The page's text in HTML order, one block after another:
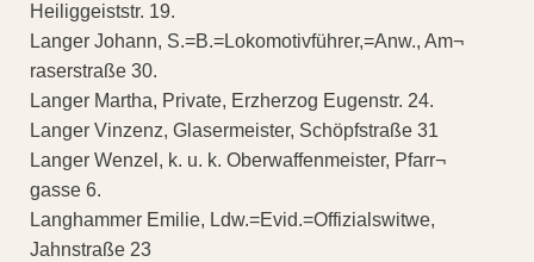
Heiliggeiststr. 19.
Langer Johann, S.=B.=Lokomotivführer,=Anw., Am¬
raserstraße 30.
Langer Martha, Private, Erzherzog Eugenstr. 24.
Langer Vinzenz, Glasermeister, Schöpfstraße 31
Langer Wenzel, k. u. k. Oberwaffenmeister, Pfarr¬
gasse 6.
Langhammer Emilie, Ldw.=Evid.=Offizialswitwe,
Jahnstraße 23